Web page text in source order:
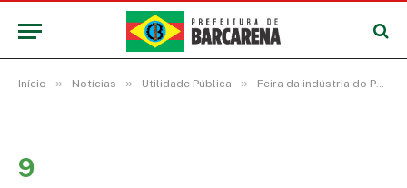
Início » Notícias » Utilidade Pública » Feira da indústria do Pará conta com a parceria da prefeitura de Barcarena para celebrar o desenvolvimento no estado
9